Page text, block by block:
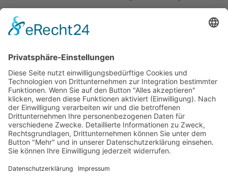
arbeitsmedizinischen Betreuung der
Informationen zur Unfallversicherung in Österreich
Stand: 13.12.2024
© 2025 ÖZIV Bundesverband – Alle Rechte vorbehalten
Home